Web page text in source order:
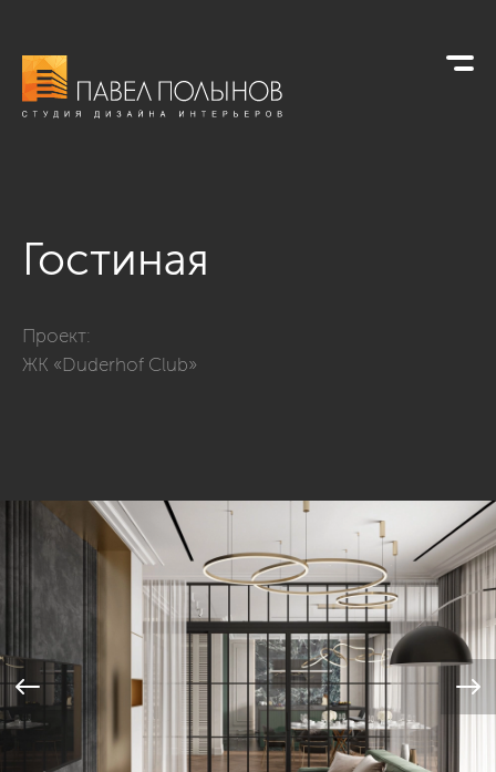
Гостиная
Проект:
ЖК «Duderhof Club»